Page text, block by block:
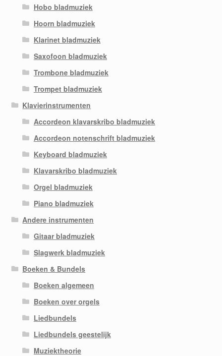
Hobo bladmuziek
Hoorn bladmuziek
Klarinet bladmuziek
Saxofoon bladmuziek
Trombone bladmuziek
Trompet bladmuziek
Klavierinstrumenten
Accordeon klavarskribo bladmuziek
Accordeon notenschrift bladmuziek
Keyboard bladmuziek
Klavarskribo bladmuziek
Orgel bladmuziek
Piano bladmuziek
Andere instrumenten
Gitaar bladmuziek
Slagwerk bladmuziek
Boeken & Bundels
Boeken algemeen
Boeken over orgels
Liedbundels
Liedbundels geestelijk
Muziektheorie